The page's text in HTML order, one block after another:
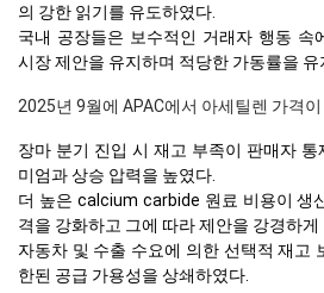
의 강한 읽기를 유도하였다.
국내 공장들은 보수적인 거래자 행동 속
시장 제안을 유지하며 적당한 가동률을 유
2025년 9월에 APAC에서 아세틸렌 가격
장마 분기 진입 시 재고 부족이 판매자
미엄과 상승 압력을 높였다.
더 높은 calcium carbide 원료 비용이 생
격을 강화하고 그에 따라 제안을 강경하게
자동차 및 수출 수요에 의한 선택적 재고
한된 공급 가용성을 상쇄하였다.